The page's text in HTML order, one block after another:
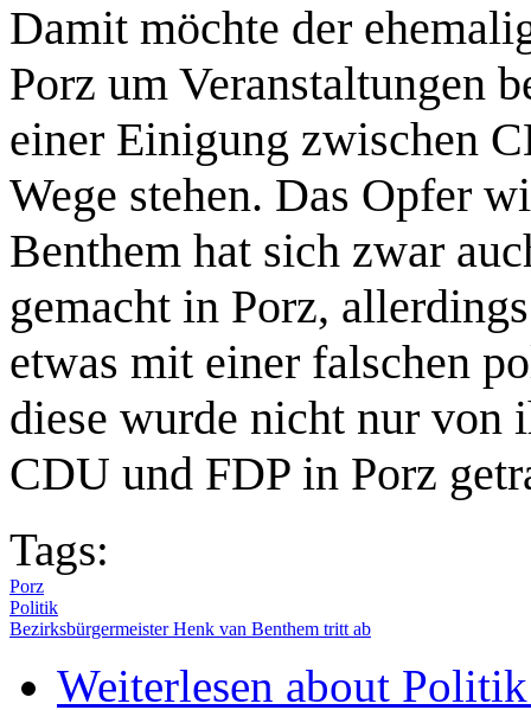
Damit möchte der
Porz um Veranstaltungen
einer Einigung zwischen
Wege stehen. Das Opfer
Benthem hat sich zwar
gemacht in Porz,
etwas mit einer falschen
diese wurde nicht nur von
CDU und FDP in Porz
Tags:
Porz
Politik
Bezirksbürgermeister Henk van Benthem tritt ab
Weiterlesen about